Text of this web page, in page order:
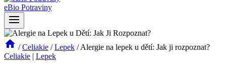
eBio Potraviny
/ Celiakie / Lepek / Alergie na lepek u dětí: Jak ji rozpoznat?
Celiakie | Lepek